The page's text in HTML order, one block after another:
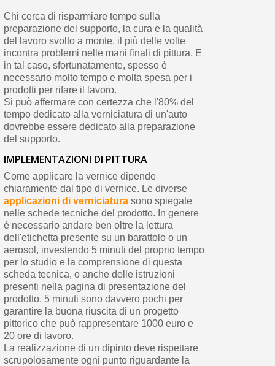
Chi cerca di risparmiare tempo sulla
preparazione del supporto, la cura e la qualità
del lavoro svolto a monte, il più delle volte
incontra problemi nelle mani finali di pittura. E
in tal caso, sfortunatamente, spesso è
necessario molto tempo e molta spesa per i
prodotti per rifare il lavoro.
Si può affermare con certezza che l'80% del
tempo dedicato alla verniciatura di un'auto
dovrebbe essere dedicato alla preparazione
del supporto.
IMPLEMENTAZIONI DI PITTURA
Come applicare la vernice dipende
chiaramente dal tipo di vernice. Le diverse
applicazioni di verniciaturasono spiegate
nelle schede tecniche del prodotto. In genere
è necessario andare ben oltre la lettura
dell'etichetta presente su un barattolo o un
aerosol, investendo 5 minuti del proprio tempo
per lo studio e la comprensione di questa
scheda tecnica, o anche delle istruzioni
presenti nella pagina di presentazione del
prodotto. 5 minuti sono davvero pochi per
garantire la buona riuscita di un progetto
pittorico che può rappresentare 1000 euro e
20 ore di lavoro.
La realizzazione di un dipinto deve rispettare
scrupolosamente ogni punto riguardante la